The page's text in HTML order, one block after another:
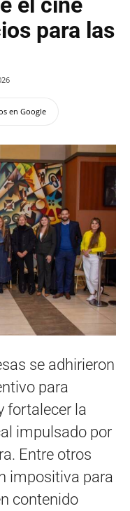
para las
en Google
se adhirieron
para
fortalecer la
impulsado por
Entre otros
impositiva para
contenido